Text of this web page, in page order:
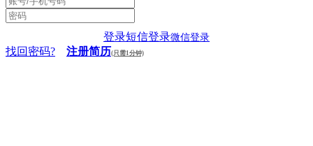
登录短信登录微信登录
找回密码? 注册简历(只需1分钟)